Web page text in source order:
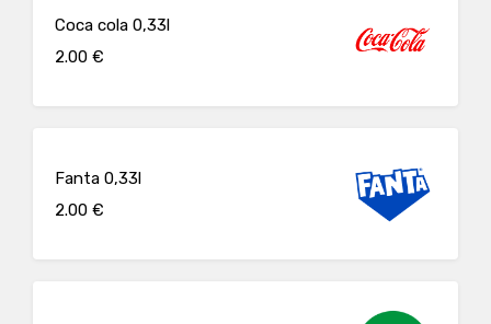
Coca cola 0,33l
2.00 €
Fanta 0,33l
2.00 €